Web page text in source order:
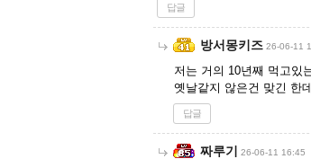
답글
방서몽키즈 26-06-11
저는 거의 10년째 먹고있
옛날같지 않은건 맞긴 한
답글
짜루기 26-06-11 16:45